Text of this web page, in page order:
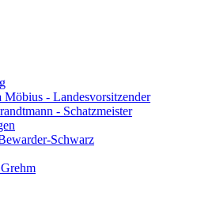
Möbius - Landesvorsitzender
- Schatzmeister
Schwarz